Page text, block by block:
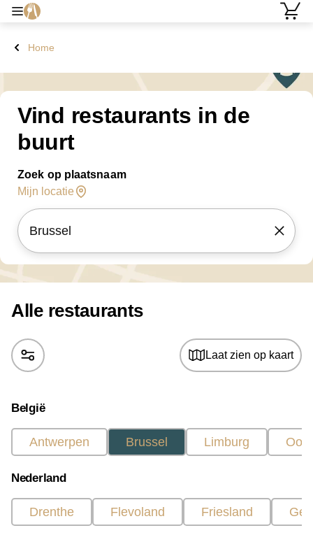
Home
Vind restaurants in de
buurt
Zoek op plaatsnaam
Mijn locatie
Alle restaurants
Laat zien op kaart
België
Antwerpen Brussel Limburg
Nederland
Drenthe Flevoland Friesland